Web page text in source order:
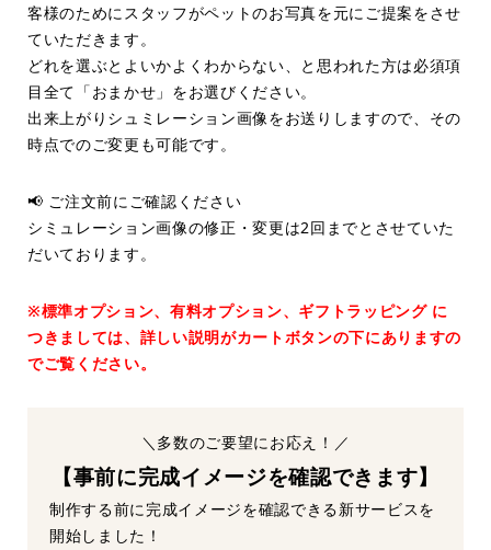
客様のためにスタッフがペットのお写真を元にご提案をさせ
ていただきます。
どれを選ぶとよいかよくわからない、と思われた方は必須項
目全て「おまかせ」をお選びください。
出来上がりシュミレーション画像をお送りしますので、その
時点でのご変更も可能です。
📢 ご注文前にご確認ください
シミュレーション画像の修正・変更は2回までとさせていた
だいております。
※標準オプション、有料オプション、ギフトラッピング に
つきましては、詳しい説明がカートボタンの下にありますの
でご覧ください。
＼多数のご要望にお応え！／
【事前に完成イメージを確認できます】
制作する前に完成イメージを確認できる新サービスを
開始しました！